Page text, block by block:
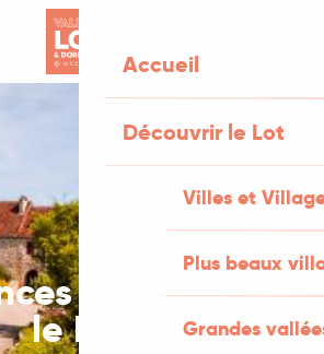
Accueil
Découvrir le Lot
Villes et
Plus beaux
Grandes
à vivre dans
le Lot